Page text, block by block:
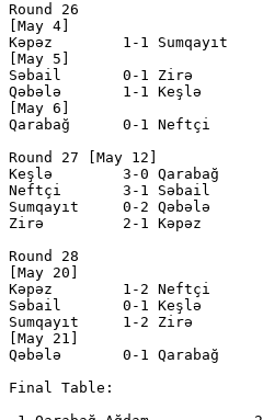
Round 26
[May 4]
Kəpəz        1-1 Sumqayıt
[May 5]
Səbail       0-1 Zirə
Qəbələ       1-1 Keşlə
[May 6]
Qarabağ      0-1 Neftçi
Round 27 [May 12]
Keşlə        3-0 Qarabağ
Neftçi       3-1 Səbail
Sumqayıt     0-2 Qəbələ
Zirə         2-1 Kəpəz
Round 28
[May 20]
Kəpəz        1-2 Neftçi
Səbail       0-1 Keşlə
Sumqayıt     1-2 Zirə
[May 21]
Qəbələ       0-1 Qarabağ
Final Table: